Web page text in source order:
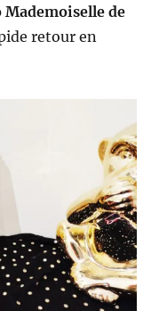
Mademoiselle de
retour en